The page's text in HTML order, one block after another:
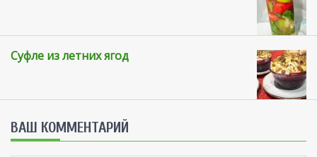
Суфле из летних ягод
ВАШ КОММЕНТАРИЙ